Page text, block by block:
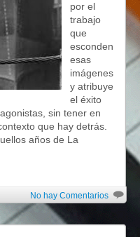
por el
trabajo
que
esconden
esas
imágenes
y atribuye
el éxito
sin tener en
que hay detrás.
años de La
No hay Comentarios